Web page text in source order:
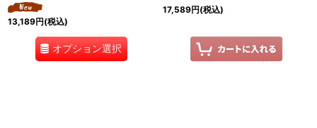
13,189円(税込)
オプション選択
17,589円(税込)